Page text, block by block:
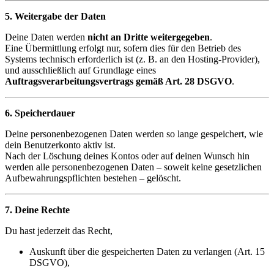
5. Weitergabe der Daten
Deine Daten werden nicht an Dritte weitergegeben.
Eine Übermittlung erfolgt nur, sofern dies für den Betrieb des
Systems technisch erforderlich ist (z. B. an den Hosting-Provider),
und ausschließlich auf Grundlage eines
Auftragsverarbeitungsvertrags gemäß Art. 28 DSGVO.
6. Speicherdauer
Deine personenbezogenen Daten werden so lange gespeichert, wie
dein Benutzerkonto aktiv ist.
Nach der Löschung deines Kontos oder auf deinen Wunsch hin
werden alle personenbezogenen Daten – soweit keine gesetzlichen
Aufbewahrungspflichten bestehen – gelöscht.
7. Deine Rechte
Du hast jederzeit das Recht,
Auskunft über die gespeicherten Daten zu verlangen (Art. 15
DSGVO),